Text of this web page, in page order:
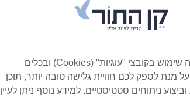
משרות נוספות
באתר זה נעשה שימוש בקובצי "עוגיות" (Cookies) ובכלים
מנת לספק לכם חוויית גלישה טובה יותר, תוכן
ניתוחים סטטיסטיים. למידע נוסף ניתן לעיין